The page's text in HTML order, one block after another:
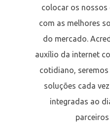
colocar os
com as melhores
do mercado.
auxílio da internet
cotidiano,
soluções cada
integradas ao